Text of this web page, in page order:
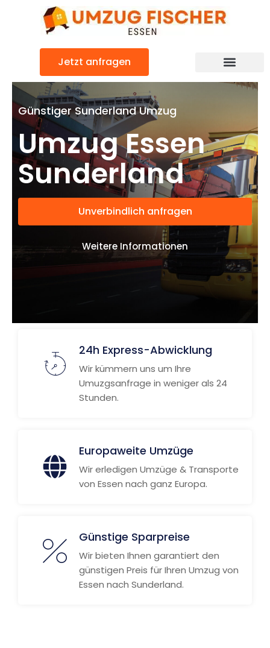
Jetzt anfragen
Günstiger Sunderland Umzug
Umzug Essen
Sunderland
Unverbindlich anfragen
Weitere Informationen
24h Express-Abwicklung
Wir kümmern uns um Ihre
Umuzgsanfrage in weniger als 24
Stunden.
Europaweite Umzüge
Wir erledigen Umzüge & Transporte
von Essen nach ganz Europa.
Günstige Sparpreise
Wir bieten Ihnen garantiert den
günstigen Preis für Ihren Umzug von
Essen nach Sunderland.